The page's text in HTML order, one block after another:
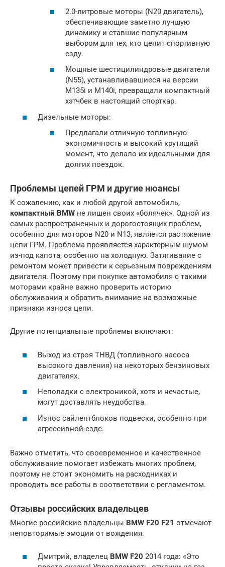
2.0-литровые моторы (N20 двигатель),
обеспечивающие заметно лучшую
динамику и ставшие популярным
выбором для тех, кто ценит спортивную
езду.
Мощные шестицилиндровые двигатели
(N55), устанавливавшиеся на версии
M135i и M140i, превращали компактный
хэтчбек в настоящий спорткар.
Дизельные моторы:
Предлагали отличную топливную
экономичность и высокий крутящий
момент, что делало их идеальными для
долгих поездок.
Проблемы цепей ГРМ и другие нюансы
К сожалению, как и любой другой автомобиль,
компактный BMW не лишен своих «болячек». Одной из
самых распространенных и дорогостоящих проблем,
особенно для моторов N20 и N13, является растяжение
цепи ГРМ. Проблема проявляется характерным шумом
из-под капота, особенно на холодную. Затягивание с
ремонтом может привести к серьезным повреждениям
двигателя. Поэтому при покупке автомобиля с такими
моторами крайне важно проверить историю
обслуживания и обратить внимание на возможные
признаки износа цепи.
Другие потенциальные проблемы включают:
Выход из строя ТНВД (топливного насоса
высокого давления) на некоторых бензиновых
двигателях.
Неполадки с электроникой, хотя и нечастые,
могут доставлять неудобства.
Износ сайлентблоков подвески, особенно при
агрессивной езде.
Важно отметить, что своевременное и качественное
обслуживание помогает избежать многих проблем,
поэтому не стоит экономить на расходниках и
проводить все работы в соответствии с регламентом.
Отзывы российских владельцев
Многие российские владельцы BMW F20 F21 отмечают
неповторимые эмоции от вождения.
Дмитрий, владелец BMW F20 2014 года: «Это